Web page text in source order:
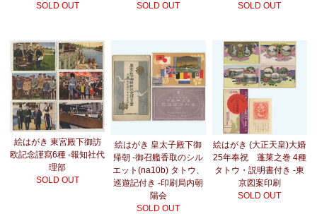
SOLD OUT
SOLD OUT
SOLD OUT
絵はがき 東宮殿下御訪
欧記念謹寫6種 -報知社代
理部
SOLD OUT
絵はがき 皇太子殿下御
帰朝 -御召艦香取のシル
エット(na10b) タトウ、
巡遊記付き -印刷局内朝
陽会
SOLD OUT
絵はがき (大正天皇)大婚
25年奉祝 蓬莱之巻 4種
タトウ・説明書付き -東
京図案印刷
SOLD OUT